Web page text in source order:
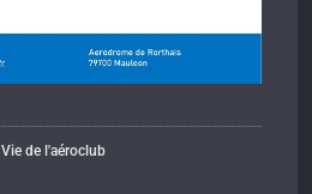
Vie de l'aéroclub